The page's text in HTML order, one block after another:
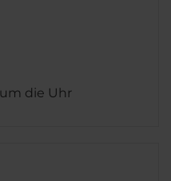
die Uhr